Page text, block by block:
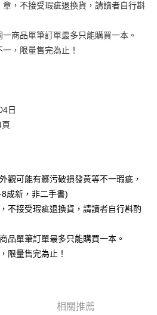
上)免運費
上)免運費
，不接受瑕疵退換貨，請讀者自行斟
商品單筆訂單最多只能購買一本。
，限量售完為止！
日
觀可能有髒污破損發黃等不一瑕疵，
成新，非二手書)
不接受瑕疵退換貨，請讀者自行斟酌
品單筆訂單最多只能購買一本。
限量售完為止！
相關推薦